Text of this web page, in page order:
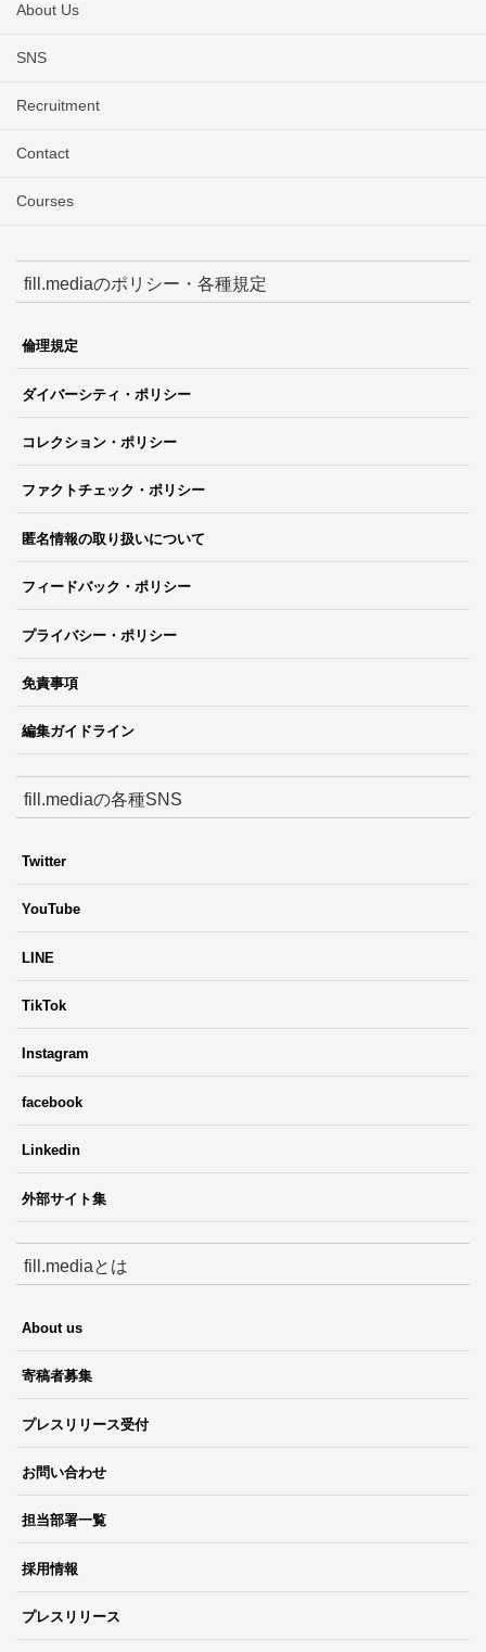
About Us
SNS
Recruitment
Contact
Courses
fill.mediaのポリシー・各種規定
倫理規定
ダイバーシティ・ポリシー
コレクション・ポリシー
ファクトチェック・ポリシー
匿名情報の取り扱いについて
フィードバック・ポリシー
プライバシー・ポリシー
免責事項
編集ガイドライン
fill.mediaの各種SNS
Twitter
YouTube
LINE
TikTok
Instagram
facebook
Linkedin
外部サイト集
fill.mediaとは
About us
寄稿者募集
プレスリリース受付
お問い合わせ
担当部署一覧
採用情報
プレスリリース